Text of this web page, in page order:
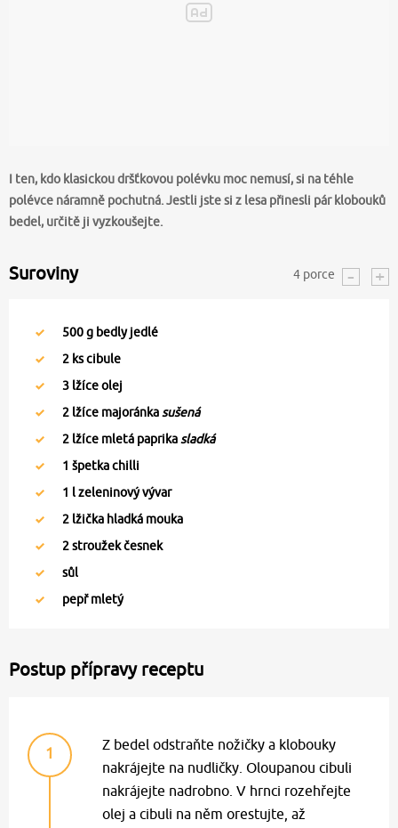
I ten, kdo klasickou dršťkovou polévku moc nemusí, si na téhle
polévce náramně pochutná. Jestli jste si z lesa přinesli pár klobouků
bedel, určitě ji vyzkoušejte.
Suroviny 4 porce
500g bedly jedlé
2 ks cibule
3 lžíce olej
2 lžíce majoránka sušená
2 lžíce mletá paprika sladká
1 špetka chilli
1 l zeleninový vývar
2 lžička hladká mouka
2stroužek česnek
sůl
pepř mletý
Postup přípravy receptu
1
Z bedel odstraňte nožičky a klobouky
nakrájejte na nudličky. Oloupanou cibuli
nakrájejte nadrobno. V hrnci rozehřejte
olej a cibuli na něm orestujte, až